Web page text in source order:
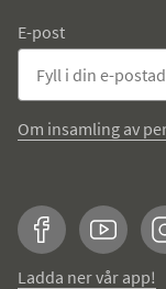
E-post
Om insamling av
Facebook
Ladda ner vår app!